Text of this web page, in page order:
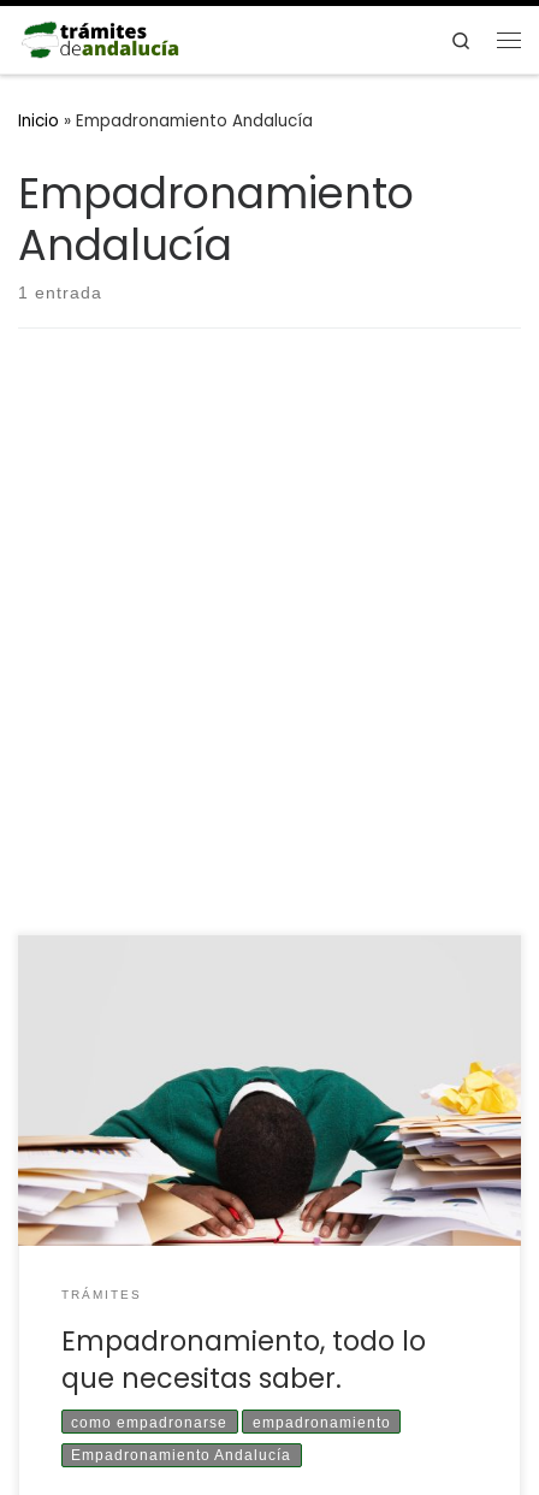
Saltar al contenido
Search
Inicio » Empadronamiento Andalucía
Empadronamiento
Andalucía
1 entrada
necesario para la realización de diversos trámites, como:
el acceso a plazas escolares, la solicitud/renovación de
un documento de identidad… El empadronamiento se
hace en el municipio en el que se reside y, […]
TRÁMITES
Empadronamiento, todo lo
que necesitas saber.
como empadronarse empadronamiento
Empadronamiento Andalucía